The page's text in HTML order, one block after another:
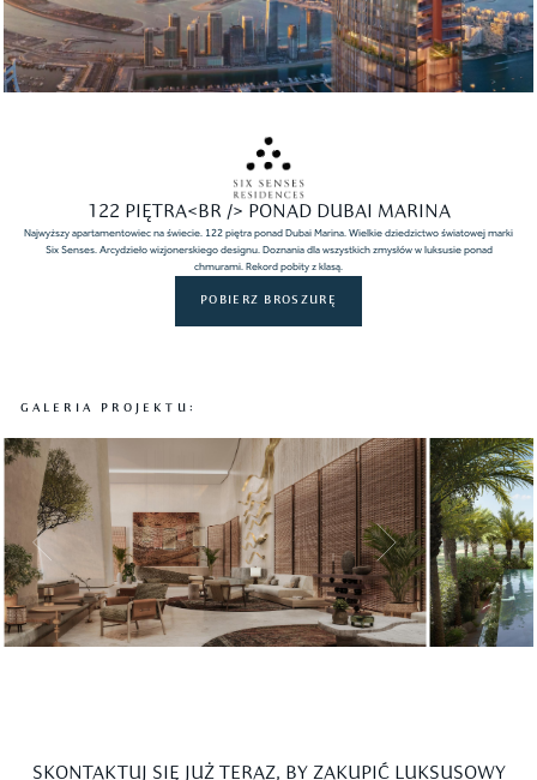
122 PIĘTRA<BR /> PONAD DUBAI MARINA
Najwyższy apartamentowiec na świecie. 122 piętra ponad Dubai Marina. Wielkie dziedzictwo światowej marki
Six Senses. Arcydzieło wizjonerskiego designu. Doznania dla wszystkich zmysłów w luksusie ponad
chmurami. Rekord pobity z klasą.
POBIERZ BROSZURĘ
GALERIA PROJEKTU:
SKONTAKTUJ SIĘ JUŻ TERAZ, BY ZAKUPIĆ LUKSUSOWY